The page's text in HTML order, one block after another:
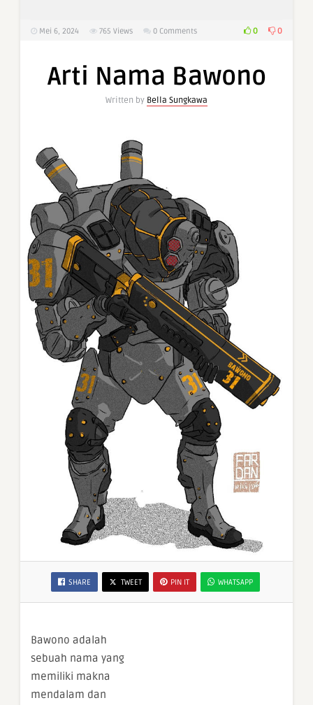
Mei 6, 2024 765 Views 0 Comments 0 0
Arti Nama Bawono
Written by Bella Sungkawa
SHARE TWEET PIN IT WHATSAPP
Bawono adalah
sebuah nama yang
memiliki makna
mendalam dan